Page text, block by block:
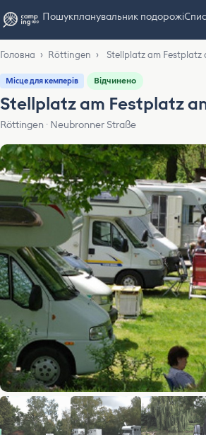
Пошукпланувальник подорожі
Головна › Röttingen › Stellplatz am
Місце для кемперів Відчинено
Stellplatz am Festplatz
Röttingen · Neubronner Straße